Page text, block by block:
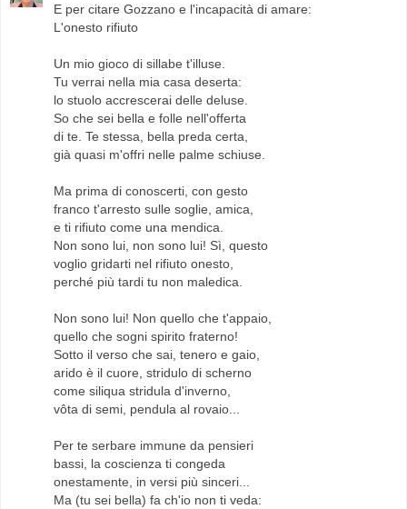
E per citare Gozzano e l'incapacità di amare:
L'onesto rifiuto
Un mio gioco di sillabe t'illuse.
Tu verrai nella mia casa deserta:
lo stuolo accrescerai delle deluse.
So che sei bella e folle nell'offerta
di te. Te stessa, bella preda certa,
già quasi m'offri nelle palme schiuse.
Ma prima di conoscerti, con gesto
franco t'arresto sulle soglie, amica,
e ti rifiuto come una mendica.
Non sono lui, non sono lui! Sì, questo
voglio gridarti nel rifiuto onesto,
perché più tardi tu non maledica.
Non sono lui! Non quello che t'appaio,
quello che sogni spirito fraterno!
Sotto il verso che sai, tenero e gaio,
arido è il cuore, stridulo di scherno
come siliqua stridula d'inverno,
vôta di semi, pendula al rovaio...
Per te serbare immune da pensieri
bassi, la coscienza ti congeda
onestamente, in versi più sinceri...
Ma (tu sei bella) fa ch'io non ti veda: